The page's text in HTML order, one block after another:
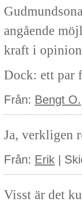
angående
kraft i
Dock: ett par
Från: Bengt O.
Ja, verkligen
Från: Erik |
Visst är det